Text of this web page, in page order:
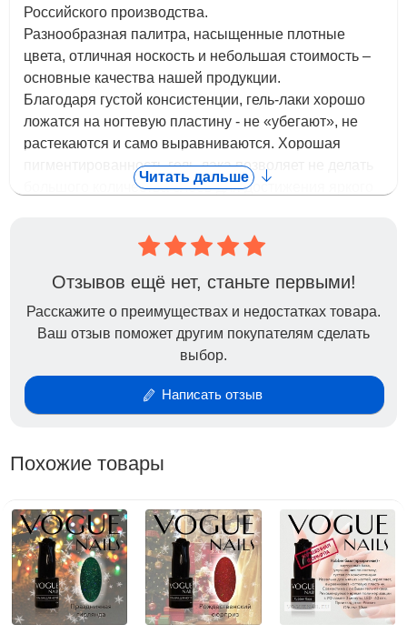
Российского производства.
Разнообразная палитра, насыщенные плотные
цвета, отличная носкость и небольшая стоимость –
основные качества нашей продукции.
Благодаря густой консистенции, гель-лаки хорошо
ложатся на ногтевую пластину - не «убегают», не
растекаются и само выравниваются. Хорошая
пигментированность гель-лака позволяет не делать
большого количества слоев для достижения яркого
неприятного запаха, удобная кисть, отличная
консистенция-они в меру густые, при нанесении не
затекают. При перекрывании топом, пигмент не
тянется за кистью.
Читать дальше
Отзывов ещё нет, станьте первыми!
Расскажите о преимуществах и недостатках товара.
Ваш отзыв поможет другим покупателям сделать
выбор.
Написать отзыв
Похожие товары